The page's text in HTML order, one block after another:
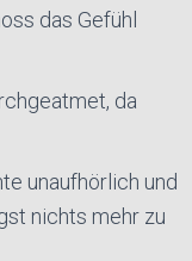
das Gefühl
da
unaufhörlich und
nichts mehr zu